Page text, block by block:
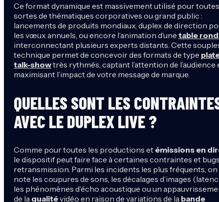
Ce format dynamique est massivement utilisé pour toutes
sortes de thématiques corporatives ou grand public :
lancements de produits mondiaux, duplex de direction
les vœux annuels, ou encore l’animation d’une table
interconnectant plusieurs experts distants. Cette
technique permet de concevoir des formats de type
talk-showtrès rythmés, captant l’attention de l’audience
maximisant l’impact de votre message de marque.
QUELLES SONT LES
AVEC LE DUPLEX LIVE ?
Comme pour toutes les productions et émissions en
le dispositif peut faire face à certaines contraintes et
retransmission. Parmi les incidents les plus fréquents, on
note les coupures de sons, les décalages d’images
les phénomènes d’écho acoustique ou un
de la qualitévidéo en raison de variations de la bande